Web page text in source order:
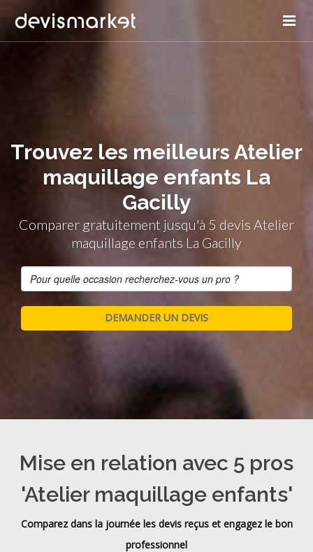
Trouvez les meilleurs Atelier
maquillage enfants La
Gacilly
Comparer gratuitement jusqu'à 5 devis Atelier
maquillage enfants La Gacilly
Mise en relation avec 5 pros
'Atelier maquillage enfants'
Comparez dans la journée les devis reçus et engagez le bon
professionnel